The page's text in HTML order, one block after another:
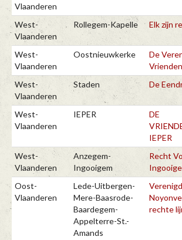
Vlaanderen
West-
Vlaanderen
Rollegem-Kapelle Elk zijn
West-
Vlaanderen
Oostnieuwkerke
De
Vrienden
West-
Vlaanderen
Staden De
West-
Vlaanderen
IEPER
DE
IEPER
West-
Vlaanderen
Anzegem-
Ingooigem
Recht
Oost-
Vlaanderen
Lede-Uitbergen-
Mere-Baasrode-
Baardegem-
Appelterre-St.-
Amands
Verenigd
rechte